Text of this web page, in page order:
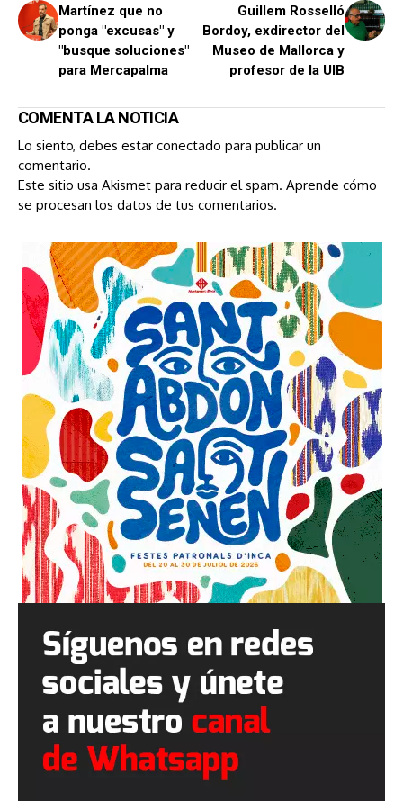
Martínez que no
ponga "excusas" y
"busque soluciones"
para Mercapalma
Guillem Rosselló
Bordoy, exdirector del
Museo de Mallorca y
profesor de la UIB
COMENTA LA NOTICIA
Lo siento, debes estar conectado para publicar un
comentario.
Este sitio usa Akismet para reducir el spam. Aprende cómo
se procesan los datos de tus comentarios.